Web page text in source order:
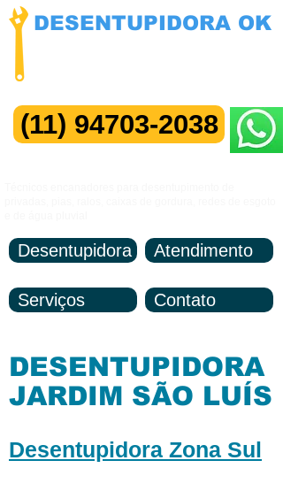
DESENTUPIDORA OK
(11) 94703-2038
Desentupidora Atendimento
Serviços Contato
DESENTUPIDORA
JARDIM SÃO LUÍS
Desentupidora Zona Sul